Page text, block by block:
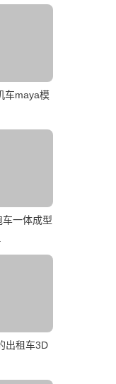
车maya模
一体成型
出租车3D